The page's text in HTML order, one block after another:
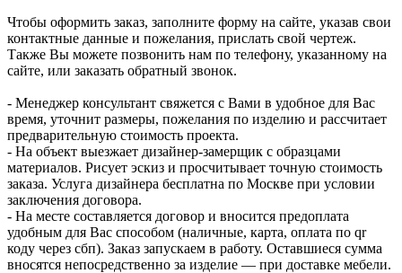
Чтобы оформить заказ, заполните форму на сайте, указав свои
контактные данные и пожелания, прислать свой чертеж.
Также Вы можете позвонить нам по телефону, указанному на
сайте, или заказать обратный звонок.
- Менеджер консультант свяжется с Вами в удобное для Вас
время, уточнит размеры, пожелания по изделию и рассчитает
предварительную стоимость проекта.
- На объект выезжает дизайнер-замерщик с образцами
материалов. Рисует эскиз и просчитывает точную стоимость
заказа. Услуга дизайнера бесплатна по Москве при условии
заключения договора.
- На месте составляется договор и вносится предоплата
удобным для Вас способом (наличные, карта, оплата по qr
коду через сбп). Заказ запускаем в работу. Оставшиеся сумма
вносятся непосредственно за изделие — при доставке мебели.